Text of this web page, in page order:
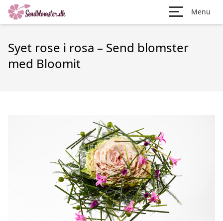
Menu
Syet rose i rosa – Send blomster
med Bloomit